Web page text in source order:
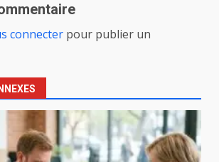
connecter pour publier un